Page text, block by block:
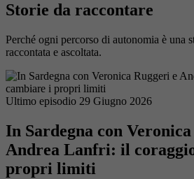
Storie da raccontare
Perché ogni percorso di autonomia è una
raccontata e ascoltata.
Ultimo episodio 29 Giugno 2026
In Sardegna con
Andrea Lanfri: il
propri limiti